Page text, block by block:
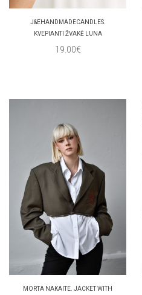
J&EHANDMADECANDLES.
KVEPIANTI ŽVAKĖ LUNA
19.00€
MORTA NAKAITE. JACKET WITH